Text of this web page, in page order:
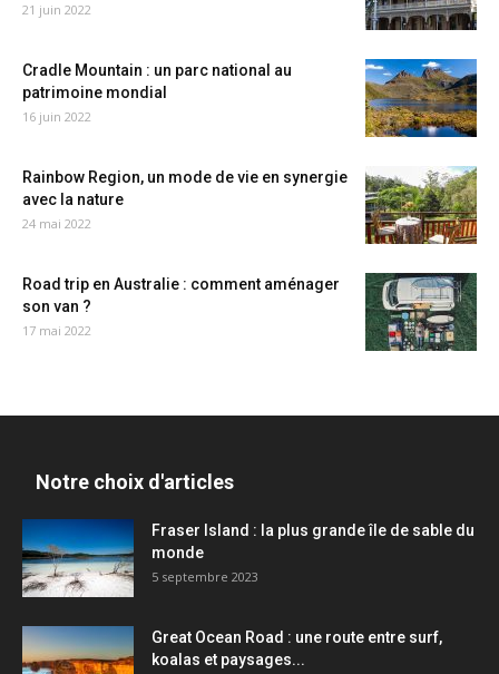
21 juin 2022
Cradle Mountain : un parc national au
patrimoine mondial
16 juin 2022
Rainbow Region, un mode de vie en synergie
avec la nature
24 mai 2022
Road trip en Australie : comment aménager
son van ?
17 mai 2022
Notre choix d'articles
Fraser Island : la plus grande île de sable du
monde
5 septembre 2023
Great Ocean Road : une route entre surf,
koalas et paysages...